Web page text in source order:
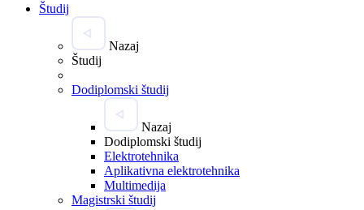
Študij
Nazaj
Študij
Dodiplomski študij
Nazaj
Dodiplomski študij
Elektrotehnika
Aplikativna elektrotehnika
Multimedija
Magistrski študij